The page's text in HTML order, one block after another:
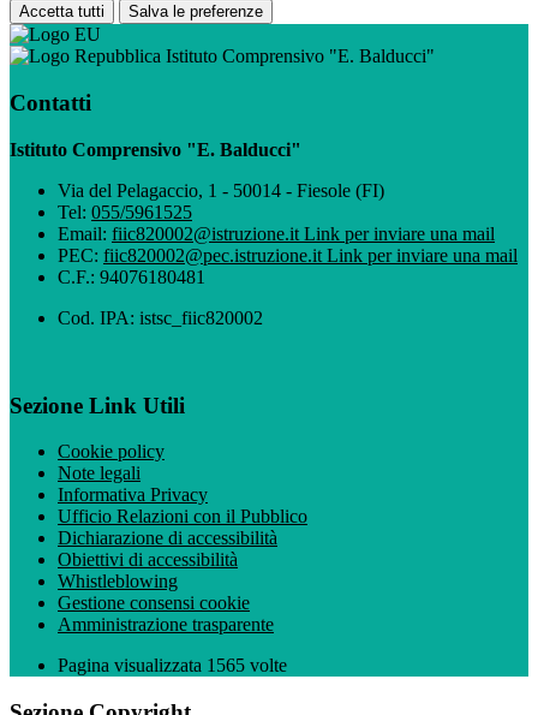
Accetta tutti Salva le preferenze
Istituto Comprensivo "E. Balducci"
Contatti
Istituto Comprensivo "E. Balducci"
Via del Pelagaccio, 1 - 50014 - Fiesole (FI)
Tel: 055/5961525
Email: fiic820002@istruzione.it Link per inviare una mail
PEC: fiic820002@pec.istruzione.it Link per inviare una mail
C.F.: 94076180481
Cod. IPA: istsc_fiic820002
Sezione Link Utili
Cookie policy
Note legali
Informativa Privacy
Ufficio Relazioni con il Pubblico
Dichiarazione di accessibilità
Obiettivi di accessibilità
Whistleblowing
Gestione consensi cookie
Amministrazione trasparente
Pagina visualizzata 1565 volte